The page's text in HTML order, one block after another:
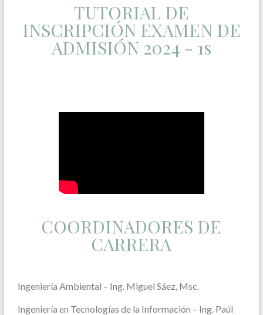
TUTORIAL DE
INSCRIPCIÓN EXAMEN DE
ADMISIÓN 2024 - 1s
COORDINADORES DE
CARRERA
Ingeniería Ambiental – Ing. Miguel Sáez, Msc.
Ingeniería en Tecnologías de la Información – Ing. Paúl